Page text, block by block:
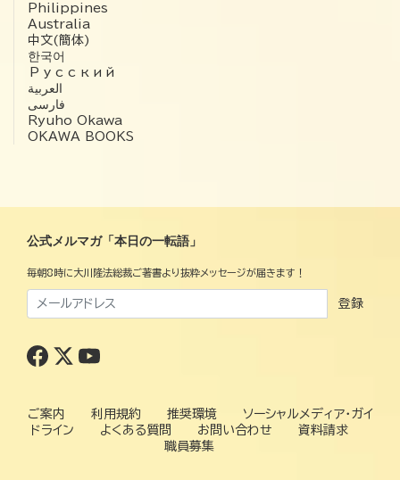
Philippines
Australia
中文(簡体)
한국어
Русский
العربية‏
فارسی
Ryuho Okawa
OKAWA BOOKS
公式メルマガ「本日の一転語」
毎朝8時に大川隆法総裁ご著書より抜粋メッセージが届きます！
登録
ご案内 利用規約 推奨環境
ソーシャルメディア・ガイ
ドライン
よくある質問 お問い合わせ
資料請求
職員募集